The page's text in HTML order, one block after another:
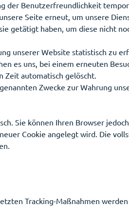
der Benutzerfreundlichkeit
Seite erneut, um unsere
getätigt haben, um diese nicht
unserer Website statistisch zu
es uns, bei einem erneuten
Zeit automatisch gelöscht.
Zwecke zur Wahrung
Sie können Ihren Browser
Cookie angelegt wird. Die
Tracking-Maßnahmen